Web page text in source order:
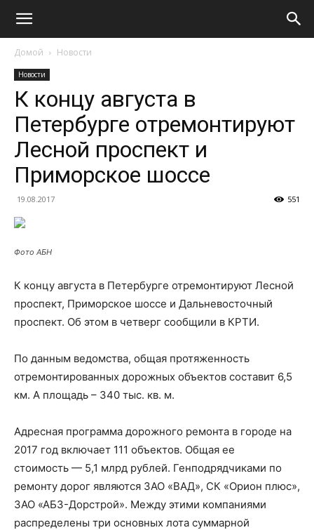
Домой Новости
Новости
К концу августа в
Петербурге отремонтируют
Лесной проспект и
Приморское шоссе
19.08.2017 551
Фото АБН
К концу августа в Петербурге отремонтируют Лесной
проспект, Приморское шоссе и Дальневосточный
проспект. Об этом в четверг сообщили в КРТИ.
По данным ведомства, общая протяженность
отремонтированных дорожных объектов составит 6,5
км. А площадь – 340 тыс. кв. м.
Адресная программа дорожного ремонта в городе на
2017 год включает 111 объектов. Общая ее
стоимость — 5,1 млрд рублей. Генподрядчиками по
ремонту дорог являются ЗАО «ВАД», СК «Орион плюс»,
ЗАО «АБЗ-Дорстрой». Между этими компаниями
распределены три основных лота суммарной